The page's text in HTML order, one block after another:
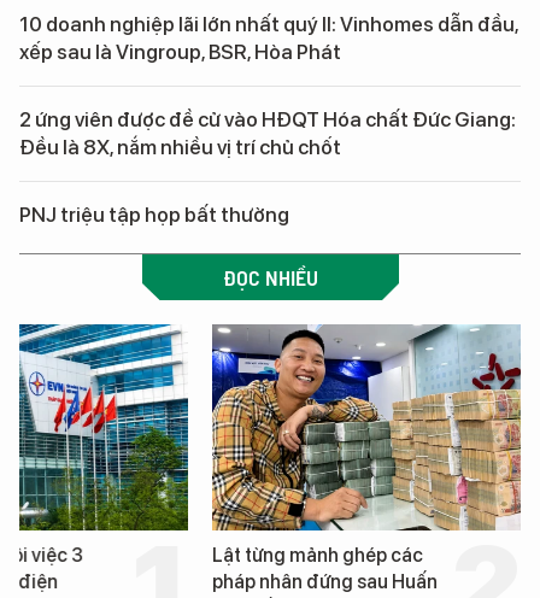
10 doanh nghiệp lãi lớn nhất quý II: Vinhomes dẫn đầu,
xếp sau là Vingroup, BSR, Hòa Phát
2 ứng viên được đề cử vào HĐQT Hóa chất Đức Giang:
Đều là 8X, nắm nhiều vị trí chủ chốt
PNJ triệu tập họp bất thường
ĐỌC NHIỀU
việc 3
điện
Lật từng mảnh ghép các
pháp nhân đứng sau Huấn